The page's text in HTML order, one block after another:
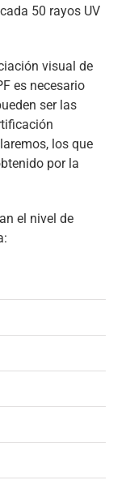
50 rayos UV
visual de
es necesario
ser las
los que
por la
el nivel de